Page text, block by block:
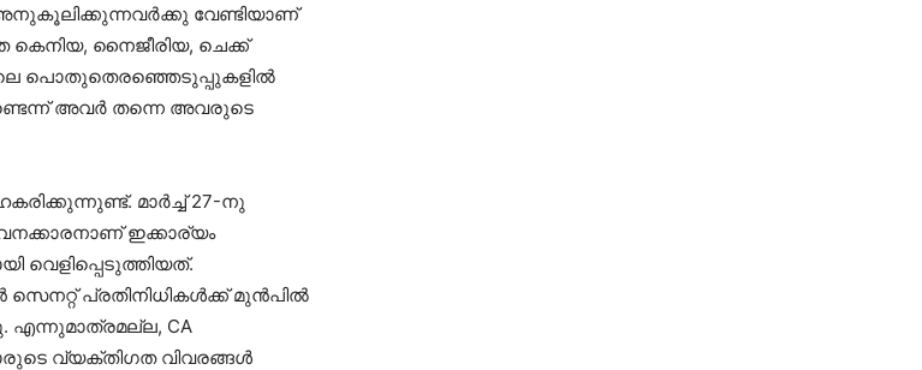
വേണ്ടിയാണ്
കെനിയ, നൈജീരിയ, ചെക്ക്‌
പൊതുതെരഞ്ഞെടുപ്പുകളിൽ
അവർ തന്നെ അവരുടെ
മാര്‍ച്ച്‌ 27-നു
ഇക്കാര്യം
വെളിപ്പെടുത്തിയത്.
പ്രതിനിധികള്‍ക്ക് മുന്‍പിൽ
CA
വ്യക്തിഗത വിവരങ്ങൾ